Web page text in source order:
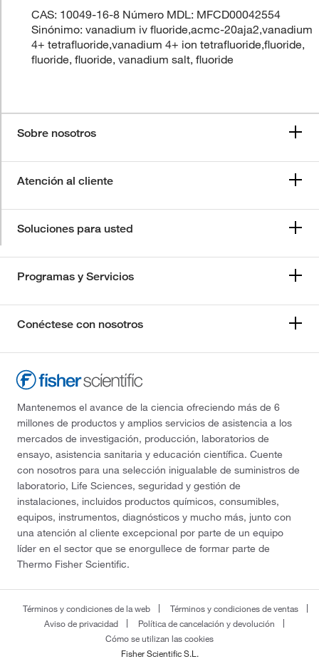
CAS: 10049-16-8 Número MDL: MFCD00042554
Sinónimo: vanadium iv fluoride,acmc-20aja2,vanadium
4+ tetrafluoride,vanadium 4+ ion tetrafluoride,fluoride,
fluoride, fluoride, vanadium salt, fluoride
Sobre nosotros
Atención al cliente
Soluciones para usted
Programas y Servicios
Conéctese con nosotros
Mantenemos el avance de la ciencia ofreciendo más de 6
millones de productos y amplios servicios de asistencia a los
mercados de investigación, producción, laboratorios de
ensayo, asistencia sanitaria y educación científica. Cuente
con nosotros para una selección inigualable de suministros de
laboratorio, Life Sciences, seguridad y gestión de
instalaciones, incluidos productos químicos, consumibles,
equipos, instrumentos, diagnósticos y mucho más, junto con
una atención al cliente excepcional por parte de un equipo
líder en el sector que se enorgullece de formar parte de
Thermo Fisher Scientific.
Términos y condiciones de la web
Términos y condiciones de ventas
Aviso de privacidad
Política de cancelación y devolución
Cómo se utilizan las cookies
Fisher Scientific S.L.